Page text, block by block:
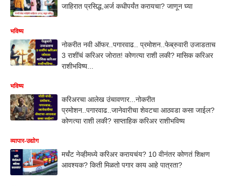
जाहिरात प्रसिद्ध,अर्ज कधीपर्यंत करायचा? जाणून घ्या
भविष्य
नोकरीत नवी ऑफर..पगारवाढ.. प्रमोशन..फेब्रुवारी उजाडताच
3 राशींचं करिअर जोरात! कोणत्या राशी लकी? मासिक करिअर
राशीभविष्य...
भविष्य
करिअरचा आलेख उंचावणार...नोकरीत
प्रमोशन..पगारवाढ..जानेवारीचा शेवटचा आठवडा कसा जाईल?
कोणत्या राशी लकी? साप्ताहिक करिअर राशीभविष्य
व्यापार-उद्योग
मर्चंट नेव्हीमध्ये करिअर करायचंय? 10 वीनंतर कोणतं शिक्षण
आवश्यक? किती मिळतो पगार काय आहे पात्रता?